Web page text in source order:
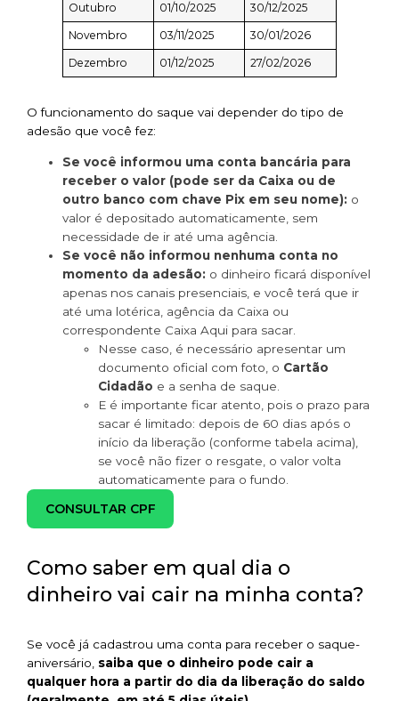
Outubro 01/10/2025 30/12/2025
Novembro 03/11/2025 30/01/2026
Dezembro 01/12/2025 27/02/2026
O funcionamento do saque vai depender do tipo de
adesão que você fez:
Se você informou uma conta bancária para
receber o valor (pode ser da Caixa ou de
outro banco com chave Pix em seu nome): o
valor é depositado automaticamente, sem
necessidade de ir até uma agência.
Se você não informou nenhuma conta no
momento da adesão: o dinheiro ficará disponível
apenas nos canais presenciais, e você terá que ir
até uma lotérica, agência da Caixa ou
correspondente Caixa Aqui para sacar.
Nesse caso, é necessário apresentar um
documento oficial com foto, o Cartão
Cidadão e a senha de saque.
E é importante ficar atento, pois o prazo para
sacar é limitado: depois de 60 dias após o
início da liberação (conforme tabela acima),
se você não fizer o resgate, o valor volta
automaticamente para o fundo.
CONSULTAR CPF
Como saber em qual dia o
dinheiro vai cair na minha conta?
Se você já cadastrou uma conta para receber o saque-
aniversário, saiba que o dinheiro pode cair a
qualquer hora a partir do dia da liberação do saldo